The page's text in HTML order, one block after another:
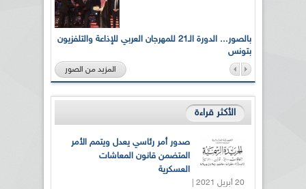
بالصور... الدورة الـ21 للمهرجان العربي للإذاعة والتلفزيون
بتونس
المزيد من الصور
الأكثر قراءة
صدور أمر رئاسي يعدل ويتمم الأمر
المتضمن قانون المعاشات
العسكرية
20 أبريل 2021 |